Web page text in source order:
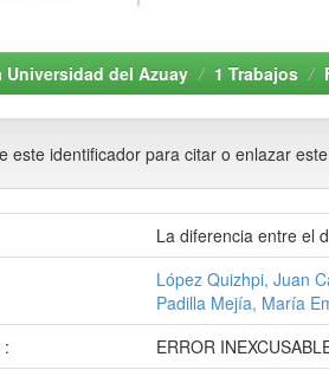
Universidad del Azuay 1 Trabajos
este identificador para citar o enlazar
La diferencia entre el
López Quizhpi, Juan
Padilla Mejía, María
:
ERROR